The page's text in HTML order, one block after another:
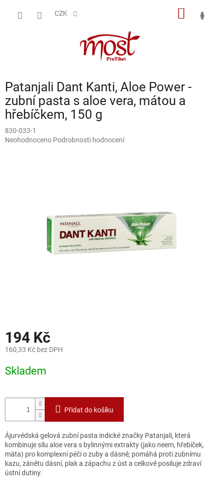
CZK
Patanjali Dant Kanti, Aloe Power -
zubní pasta s aloe vera, mátou a
hřebíčkem, 150 g
830-033-1
Průměrné
Neohodnoceno Podrobnosti hodnocení
194 Kč
160,33 Kč bez DPH
cena:
Skladem
Přidat do košíku
Ájurvédská gelová zubní pasta indické značky Patanjali, která
kombinuje sílu aloe vera s bylinnými extrakty (jako neem, hřebíček,
mäta) pro komplexní péči o zuby a dásně; pomáhá proti zubnímu
kazu, zánětu dásní, plak a zápachu z úst a celkově posiluje zdraví
ústní dutiny.